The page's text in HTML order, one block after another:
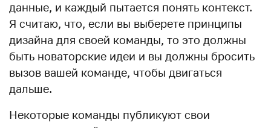
данные, и каждый пытается понять контекст.
Я считаю, что, если вы выберете принципы
дизайна для своей команды, то это должны
быть новаторские идеи и вы должны бросить
вызов вашей команде, чтобы двигаться
дальше.
Некоторые команды публикуют свои